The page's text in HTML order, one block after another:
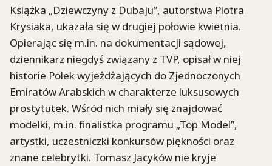
Książka „Dziewczyny z Dubaju”, autorstwa Piotra
Krysiaka, ukazała się w drugiej połowie kwietnia.
Opierając się m.in. na dokumentacji sądowej,
dziennikarz niegdyś związany z TVP, opisał w niej
historie Polek wyjeżdżających do Zjednoczonych
Emiratów Arabskich w charakterze luksusowych
prostytutek. Wśród nich miały się znajdować
modelki, m.in. finalistka programu „Top Model”,
artystki, uczestniczki konkursów piękności oraz
znane celebrytki. Tomasz Jacyków nie kryje